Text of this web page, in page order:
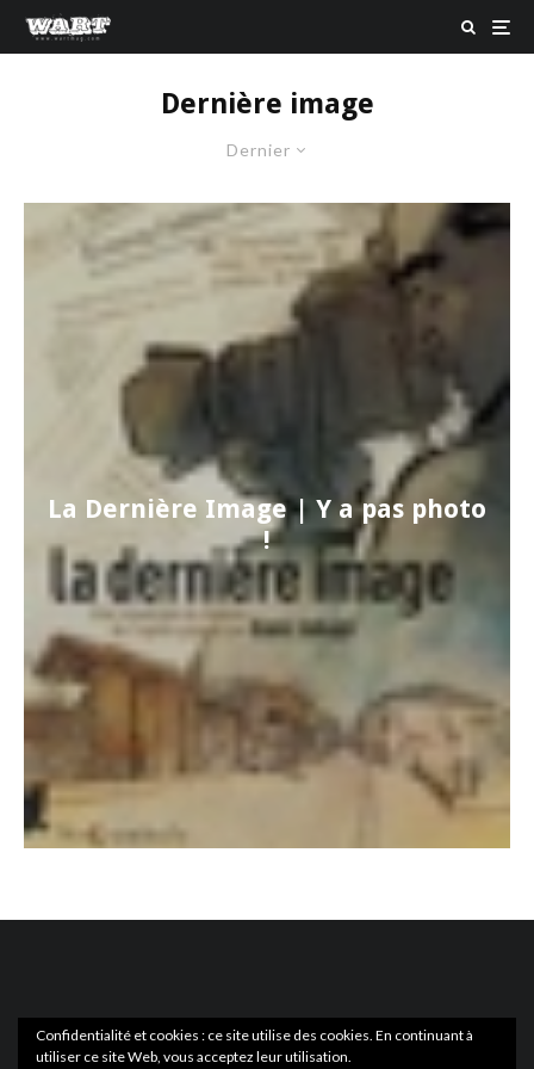
Dernière image
Dernier
La Dernière Image | Y a pas photo
!
Confidentialité et cookies : ce site utilise des cookies. En continuant à
utiliser ce site Web, vous acceptez leur utilisation.